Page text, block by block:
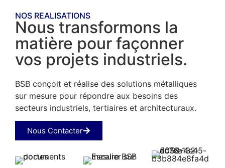
NOS REALISATIONS
Nous transformons la
matière pour façonner
vos projets industriels.
BSB conçoit et réalise des solutions métalliques
sur mesure pour répondre aux besoins des
secteurs industriels, tertiaires et architecturaux.
Nous Contacter